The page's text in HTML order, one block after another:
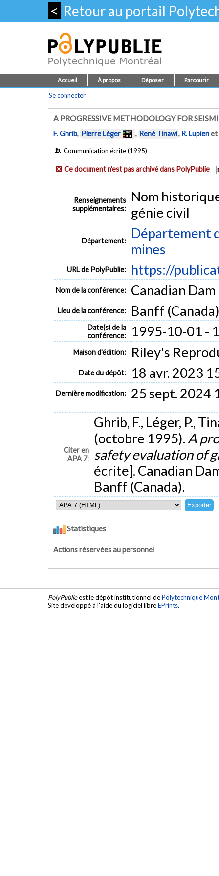
< Retour au portail
Accueil À propos Déposer Parcourir
Se connecter
A PROGRESSIVE METHODOLOGY FOR
F. Ghrib, Pierre Léger , René Tinawi, R. Lupienet
Communication écrite (1995)
Ce document n'est pas archivé dans PolyPublie
Renseignements
supplémentaires:
Nom
génie civil
Département:
Département
mines
URL de PolyPublie: https://
Nom de la conférence: Canadian
Lieu de la conférence: Banff (Canada)
Date(s) de la
conférence:
1995-10-01 -
Maison d'édition: Riley's
Date du dépôt: 18 avr. 2023
Dernière modification: 25 sept. 2024
Citer en
APA 7:
Ghrib, F., Léger, P.,
(octobre 1995). A
safety evaluation of
écrite]. Canadian
Banff (Canada).
Statistiques
Actions réservées au personnel
PolyPublieest le dépôt institutionnel dePolytechnique
Site développé à l'aide du logiciel libreEPrints.